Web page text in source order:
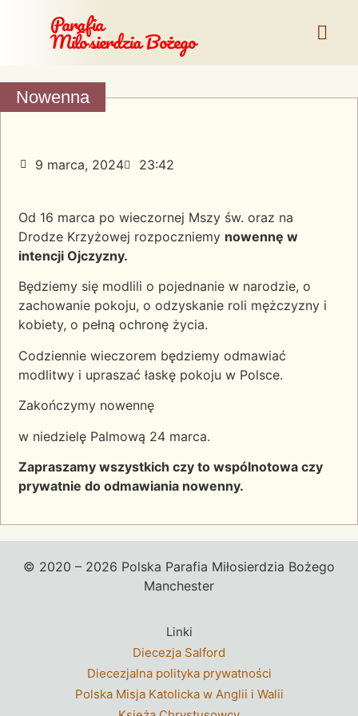
Parafia
Miłosierdzia Bożego
Nowenna
9 marca, 2024 23:42
Od 16 marca po wieczornej Mszy św. oraz na
Drodze Krzyżowej rozpoczniemy nowennę w
intencji Ojczyzny.
Będziemy się modlili o pojednanie w narodzie, o
zachowanie pokoju, o odzyskanie roli mężczyzny i
kobiety, o pełną ochronę życia.
Codziennie wieczorem będziemy odmawiać
modlitwy i upraszać łaskę pokoju w Polsce.
Zakończymy nowennę
w niedzielę Palmową 24 marca.
Zapraszamy wszystkich czy to wspólnotowa czy
prywatnie do odmawiania nowenny.
© 2020 – 2026 Polska Parafia Miłosierdzia Bożego
Manchester
Linki
Diecezja Salford
Diecezjalna polityka prywatności
Polska Misja Katolicka w Anglii i Walii